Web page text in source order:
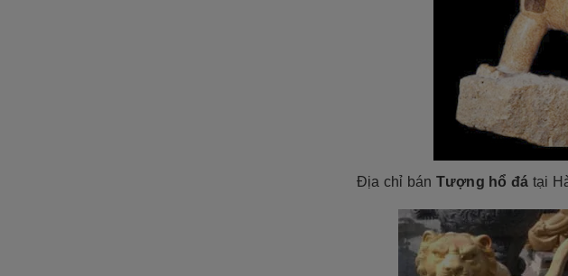
Địa chỉ bán Tượng hổ đá tại